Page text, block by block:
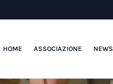
HOME ASSOCIAZIONE NEWS